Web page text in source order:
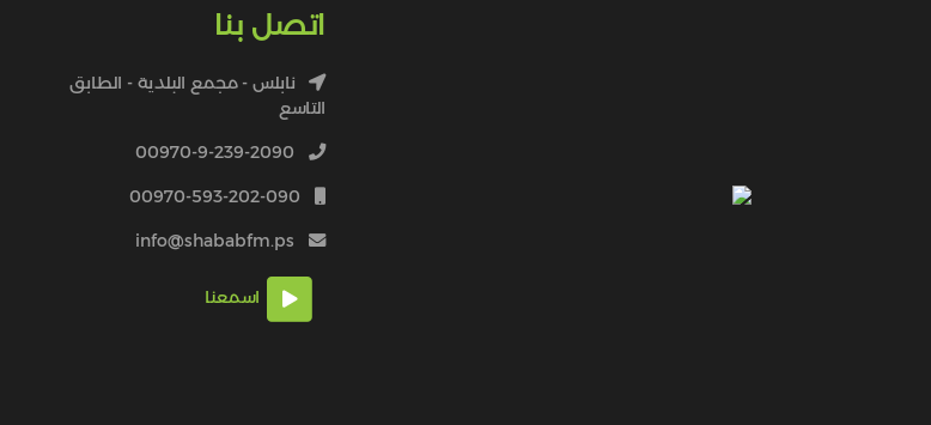
اتصل بنا
نابلس - مجمع البلدية - الطابق
التاسع
00970-9-239-2090
00970-593-202-090
info@shababfm.ps
اسمعنا